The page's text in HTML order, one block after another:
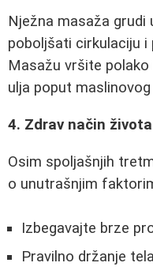
Nježna masaža grudi
poboljšati cirkulaciju
Masažu vršite
ulja poput
4. Zdrav način života
Osim spoljašnjih
o unutrašnjim
Izbegavajte brze
Pravilno držanje